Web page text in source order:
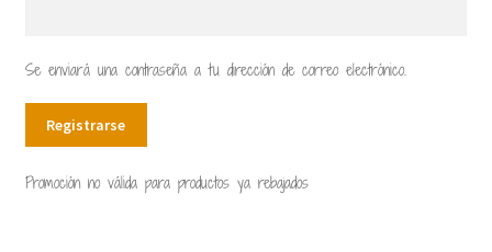
Se enviará una contraseña a tu dirección de correo electrónico.
Registrarse
Promoción no válida para productos ya rebajados